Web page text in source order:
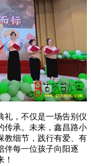
礼，不仅是一场告别仪
传承。未来，鑫昌路小
教细节，践行有爱、有
伴每一位孩子向阳逐